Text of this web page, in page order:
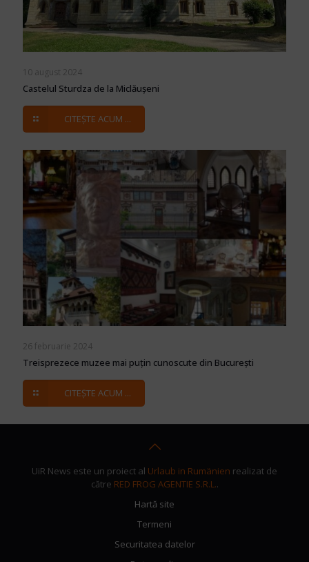
10 august 2024
Castelul Sturdza de la Miclăușeni
CITEȘTE ACUM ...
26 februarie 2024
Treisprezece muzee mai puțin cunoscute din București
CITEȘTE ACUM ...
UiR News este un proiect al Urlaub in Rumänien realizat de
către RED FROG AGENTIE S.R.L..
Hartă site
Termeni
Securitatea datelor